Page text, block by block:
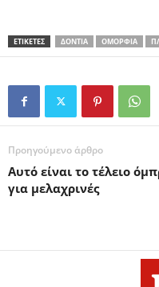
ΕΤΙΚΕΤΕΣ ΔΌΝΤΙΑ ΟΜΟΡΦΙΆ
Προηγούμενο άρθρο
Αυτό είναι το τέλειο
για μελαχρινές